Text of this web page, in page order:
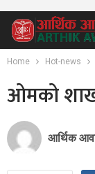
Home Hot-news
ओमको
आर्थिक